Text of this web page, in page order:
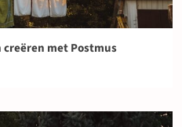
met Postmus